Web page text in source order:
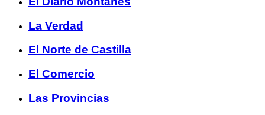
La Verdad
El Norte de Castilla
El Comercio
Las Provincias